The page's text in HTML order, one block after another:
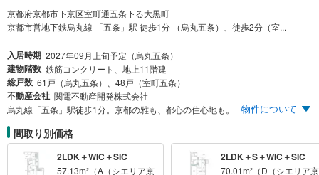
京都府京都市下京区室町通五条下る大黒町
京都市営地下鉄烏丸線 「五条」駅 徒歩1分 （烏丸五条）、徒歩2分（室...
入居時期 2027年09月上旬予定（烏丸五条）
建物階数 鉄筋コンクリート、地上11階建
総戸数 61戸（烏丸五条）、48戸（室町五条）
不動産会社 関電不動産開発株式会社
烏丸線「五条」駅徒歩1分。京都の雅も、都心の住心地も。
物件について
間取り別価格
2LDK＋WIC＋SIC
57.13m²（A（シエリア京
2LDK＋S＋WIC＋SIC
70.01m²（D（シエリア京